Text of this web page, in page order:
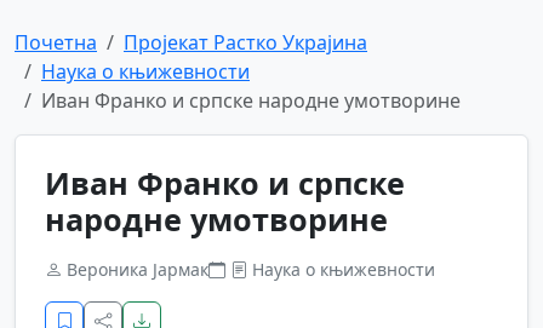
Почетна
Пројекат Растко Украјина
Наука о књижевности
Иван Франко и српске народне умотворине
Иван Франко и српске
народне умотворине
Вероника Јармак Наука о књижевности